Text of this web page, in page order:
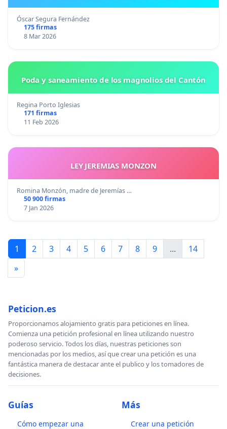
Óscar Segura Fernández
175 firmas
8 Mar 2026
Poda y saneamiento de los magnolios del Cantón
Regina Porto Iglesias
171 firmas
11 Feb 2026
LEY JEREMIAS MONZON
Romina Monzón, madre de Jeremías …
50 900 firmas
7 Jan 2026
1 2 3 4 5 6 7 8 9 ...
14
»
Peticion.es
Proporcionamos alojamiento gratis para peticiones en línea.
Comienza una petición profesional en línea utilizando nuestro
poderoso servicio. Todos los días, nuestras peticiones son
mencionadas por los medios, así que crear una petición es una
fantástica manera de destacar ante el publico y los tomadores de
decisiones.
Guías
Cómo empezar una
Más
Crear una petición